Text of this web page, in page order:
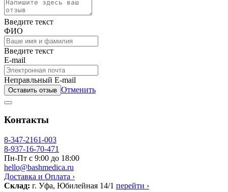
Введите текст
ФИО
Введите текст
E-mail
Неправльный E-mail
Оставить отзыв Отменить
Контакты
8-347-2161-003
8-937-16-70-471
Пн-Пт с 9:00 до 18:00
hello@bashmedica.ru
Доставка и Оплата ›
Склад: г. Уфа, Юбилейная 14/1 перейти ›